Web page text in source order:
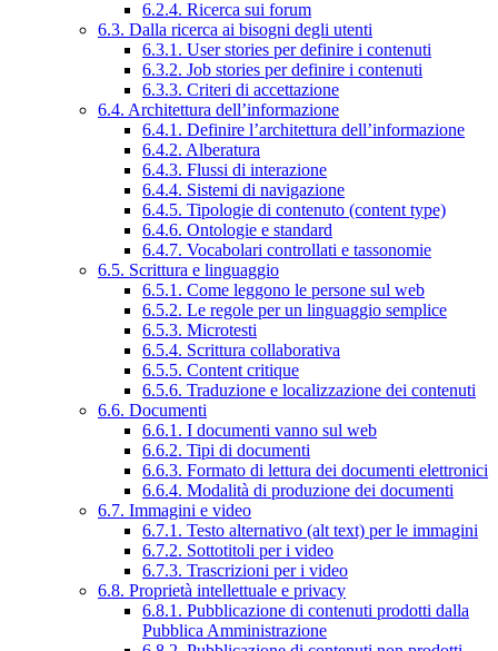
6.2.4. Ricerca sui forum
6.3. Dalla ricerca ai bisogni degli utenti
6.3.1. User stories per definire i contenuti
6.3.2. Job stories per definire i contenuti
6.3.3. Criteri di accettazione
6.4. Architettura dell’informazione
6.4.1. Definire l’architettura dell’informazione
6.4.2. Alberatura
6.4.3. Flussi di interazione
6.4.4. Sistemi di navigazione
6.4.5. Tipologie di contenuto (content type)
6.4.6. Ontologie e standard
6.4.7. Vocabolari controllati e tassonomie
6.5. Scrittura e linguaggio
6.5.1. Come leggono le persone sul web
6.5.2. Le regole per un linguaggio semplice
6.5.3. Microtesti
6.5.4. Scrittura collaborativa
6.5.5. Content critique
6.5.6. Traduzione e localizzazione dei contenuti
6.6. Documenti
6.6.1. I documenti vanno sul web
6.6.2. Tipi di documenti
6.6.3. Formato di lettura dei documenti elettronici
6.6.4. Modalità di produzione dei documenti
6.7. Immagini e video
6.7.1. Testo alternativo (alt text) per le immagini
6.7.2. Sottotitoli per i video
6.7.3. Trascrizioni per i video
6.8. Proprietà intellettuale e privacy
6.8.1. Pubblicazione di contenuti prodotti dalla
Pubblica Amministrazione